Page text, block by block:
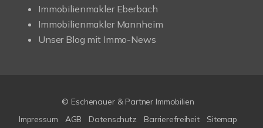
Immobilienmakler Eberbach
Immobilienmakler Mannheim
Unser Blog mit Immo-News
© Eschenauer & Partner Immobilien
Impressum
AGB Datenschutz Barrierefreiheit
Sitemap